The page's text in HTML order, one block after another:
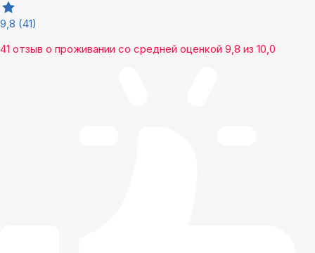
9,8 (41)
41 отзыв о проживании со средней оценкой 9,8 из 10,0